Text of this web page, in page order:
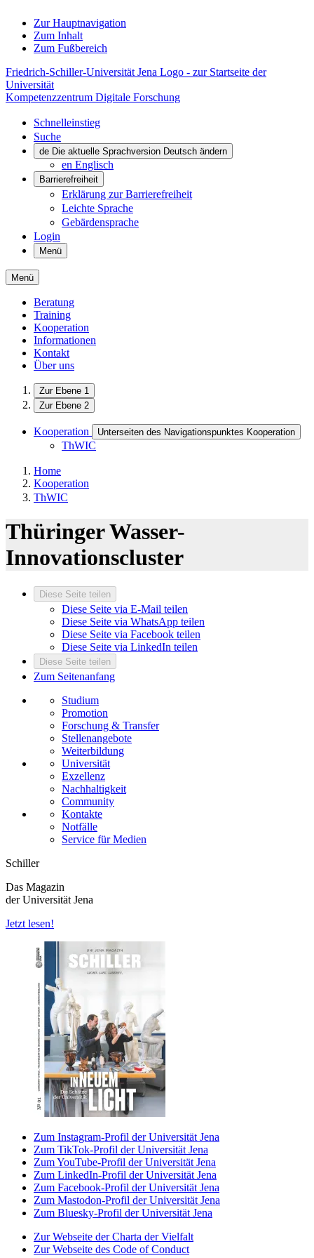
Zur Hauptnavigation
Zum Inhalt
Zum Fußbereich
Friedrich-Schiller-Universität Jena Logo - zur Startseite der
Universität
Kompetenzzentrum Digitale Forschung
Schnelleinstieg
Suche
de Die aktuelle Sprachversion Deutsch ändern
en Englisch
Barrierefreiheit
Erklärung zur Barrierefreiheit
Leichte Sprache
Gebärdensprache
Login
Menü
Menü
Beratung
Training
Kooperation
Informationen
Kontakt
Über uns
Zur Ebene 1
Zur Ebene 2
Kooperation Unterseiten des Navigationspunktes Kooperation
ThWIC
Home
Kooperation
ThWIC
Thüringer Wasser-
Innovationscluster
Diese Seite teilen
Diese Seite via E-Mail teilen
Diese Seite via WhatsApp teilen
Diese Seite via Facebook teilen
Diese Seite via LinkedIn teilen
Diese Seite teilen
Zum Seitenanfang
Studium
Promotion
Forschung & Transfer
Stellenangebote
Weiterbildung
Universität
Exzellenz
Nachhaltigkeit
Community
Kontakte
Notfälle
Service für Medien
Schiller
Das Magazin
der Universität Jena
Jetzt lesen!
Zum Instagram-Profil der Universität Jena
Zum TikTok-Profil der Universität Jena
Zum YouTube-Profil der Universität Jena
Zum LinkedIn-Profil der Universität Jena
Zum Facebook-Profil der Universität Jena
Zum Mastodon-Profil der Universität Jena
Zum Bluesky-Profil der Universität Jena
Zur Webseite der Charta der Vielfalt
Zur Webseite des Code of Conduct